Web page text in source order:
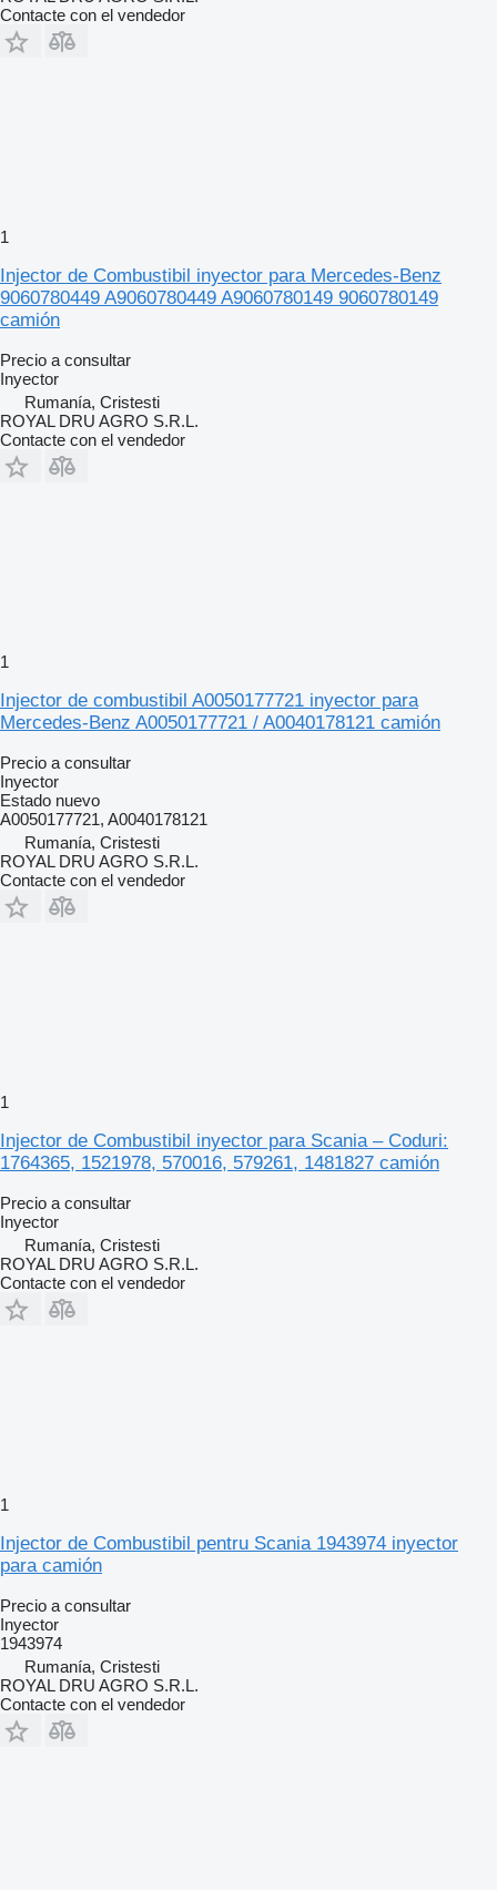
Contacte con el vendedor
1
Injector de Combustibil inyector para Mercedes-Benz
9060780449 A9060780449 A9060780149 9060780149
camión
Precio a consultar
Inyector
Rumanía, Cristesti
ROYAL DRU AGRO S.R.L.
Contacte con el vendedor
1
Injector de combustibil A0050177721 inyector para
Mercedes-Benz A0050177721 / A0040178121 camión
Precio a consultar
Inyector
Estado nuevo
A0050177721, A0040178121
Rumanía, Cristesti
ROYAL DRU AGRO S.R.L.
Contacte con el vendedor
1
Injector de Combustibil inyector para Scania – Coduri:
1764365, 1521978, 570016, 579261, 1481827 camión
Precio a consultar
Inyector
Rumanía, Cristesti
ROYAL DRU AGRO S.R.L.
Contacte con el vendedor
1
Injector de Combustibil pentru Scania 1943974 inyector
para camión
Precio a consultar
Inyector
1943974
Rumanía, Cristesti
ROYAL DRU AGRO S.R.L.
Contacte con el vendedor